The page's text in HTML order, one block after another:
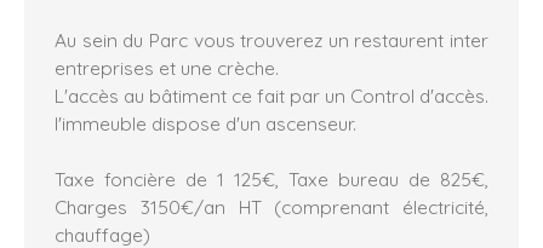
Au sein du Parc vous trouverez un restaurent inter
entreprises et une crèche.
L'accès au bâtiment ce fait par un Control d'accès.
l'immeuble dispose d'un ascenseur.
Taxe foncière de 1 125€, Taxe bureau de 825€,
Charges 3150€/an HT (comprenant électricité,
chauffage)